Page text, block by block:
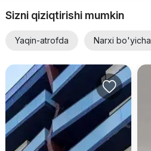
Sizni qiziqtirishi mumkin
Yaqin-atrofda Narxi bo'yicha